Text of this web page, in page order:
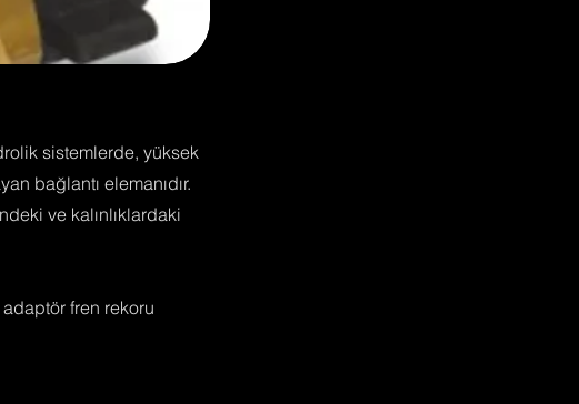
sistemlerde, yüksek
bağlantı elemanıdır.
ve kalınlıklardaki
fren rekoru